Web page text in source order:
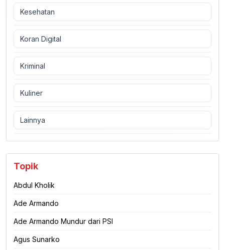
Kesehatan
Koran Digital
Kriminal
Kuliner
Lainnya
Topik
Abdul Kholik
Ade Armando
Ade Armando Mundur dari PSI
Agus Sunarko